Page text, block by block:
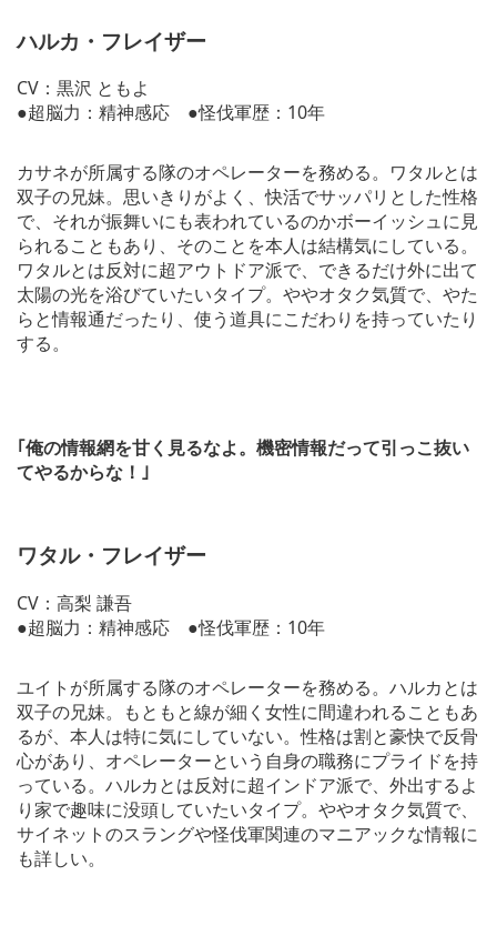
ハルカ・フレイザー
CV：黒沢 ともよ
●超脳力：精神感応 ●怪伐軍歴：10年
カサネが所属する隊のオペレーターを務める。ワタルとは
双子の兄妹。思いきりがよく、快活でサッパリとした性格
で、それが振舞いにも表われているのかボーイッシュに見
られることもあり、そのことを本人は結構気にしている。
ワタルとは反対に超アウトドア派で、できるだけ外に出て
太陽の光を浴びていたいタイプ。ややオタク気質で、やた
らと情報通だったり、使う道具にこだわりを持っていたり
する。
｢俺の情報網を甘く見るなよ。機密情報だって引っこ抜い
てやるからな！｣
ワタル・フレイザー
CV：高梨 謙吾
●超脳力：精神感応 ●怪伐軍歴：10年
ユイトが所属する隊のオペレーターを務める。ハルカとは
双子の兄妹。もともと線が細く女性に間違われることもあ
るが、本人は特に気にしていない。性格は割と豪快で反骨
心があり、オペレーターという自身の職務にプライドを持
っている。ハルカとは反対に超インドア派で、外出するよ
り家で趣味に没頭していたいタイプ。ややオタク気質で、
サイネットのスラングや怪伐軍関連のマニアックな情報に
も詳しい。